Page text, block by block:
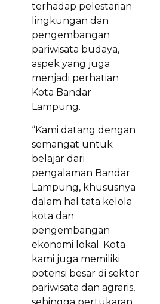
terhadap pelestarian
lingkungan dan
pengembangan
pariwisata budaya,
aspek yang juga
menjadi perhatian
Kota Bandar
Lampung.
“Kami datang dengan
semangat untuk
belajar dari
pengalaman Bandar
Lampung, khususnya
dalam hal tata kelola
kota dan
pengembangan
ekonomi lokal. Kota
kami juga memiliki
potensi besar di sektor
pariwisata dan agraris,